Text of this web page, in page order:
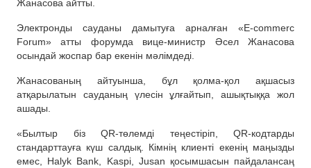
Жанасова айтты.
Электронды сауданы дамытуға арналған «E-commerc
Forum» атты форумда вице-министр Әсел Жанасова
осындай жоспар бар екенін мәлімдеді.
Жанасованың айтуынша, бұл қолма-қол ақшасыз
атқарылатын сауданың үлесін ұлғайтып, ашықтыққа жол
ашады.
«Былтыр біз QR-төлемді теңестіріп, QR-кодтарды
стандарттауға күш салдық. Кімнің клиенті екенің маңызды
емес, Halyk Bank, Kaspi, Jusan қосымшасын пайдалансаң